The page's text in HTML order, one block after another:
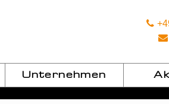
Unternehmen